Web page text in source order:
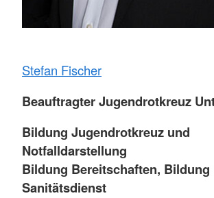
Stefan Fischer
Beauftragter Jugendrotkreuz
Bildung Jugendrotkreuz und
Notfalldarstellung
Bildung Bereitschaften, Bildung
Sanitätsdienst